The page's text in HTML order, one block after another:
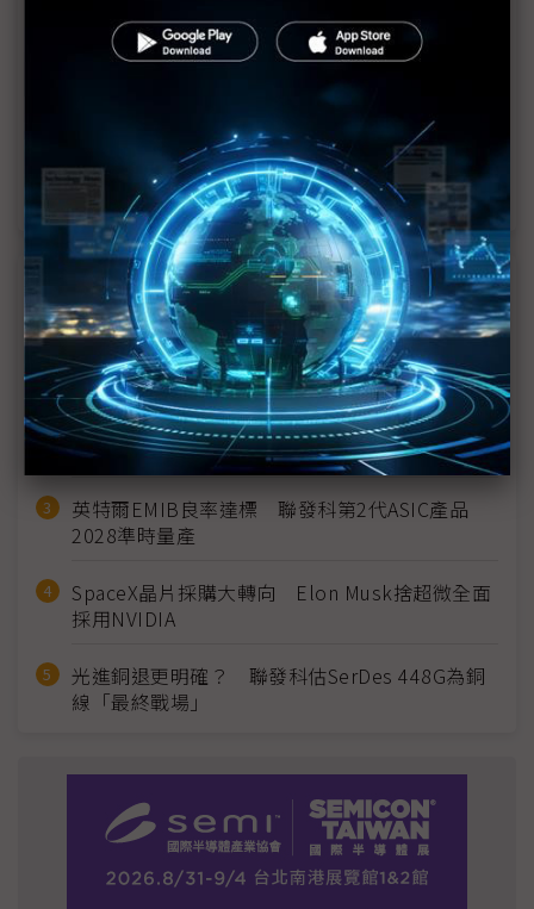
全美汽車業罷工進入第二階段 Tesla將成下一箭靶？
美汽車業罷工 AM供應鏈拉貨動能升
歐、美車市兩樣情 庫存與行銷皆背道而馳？
近７天熱門報導
MLCC訂單過熱、出貨比創高 村田示警全球AI基
建熱潮將趨緩
2027全年記憶體產能提前售罄 買家「祕而不
宣」只怕買不夠
英特爾EMIB良率達標 聯發科第2代ASIC產品
2028準時量產
SpaceX晶片採購大轉向 Elon Musk捨超微全面
採用NVIDIA
光進銅退更明確？ 聯發科估SerDes 448G為銅
線「最終戰場」